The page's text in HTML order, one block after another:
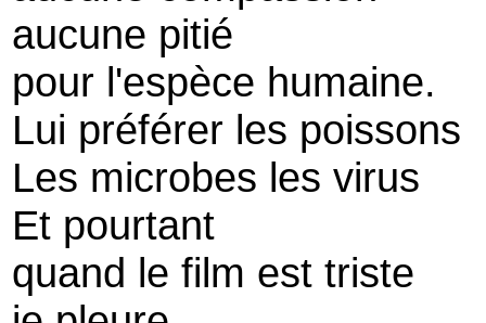
aucune pitié
pour l'espèce humaine.
Lui préférer les poissons
Les microbes les virus
Et pourtant
quand le film est triste